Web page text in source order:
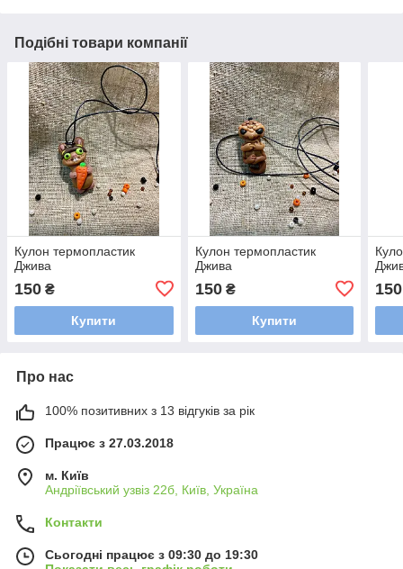
Подібні товари компанії
Кулон термопластик
Джива
150 ₴
Купити
Кулон термопластик
Джива
150₴
Купити
150
Про нас
100% позитивних з 13 відгуків за рік
Працює з 27.03.2018
м. Київ
Андріївський узвіз 22б, Київ, Україна
Контакти
Сьогодні працює з 09:30 до 19:30